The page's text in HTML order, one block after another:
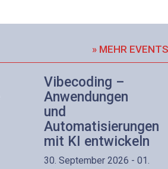
» MEHR
Vibecoding –
Anwendungen
und
Automatisierungen
mit KI entwickeln
30. September 2026 - 01.